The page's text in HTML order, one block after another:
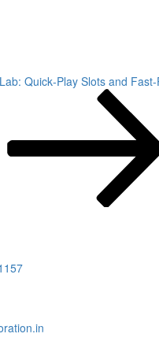
Quick‑Play Slots and